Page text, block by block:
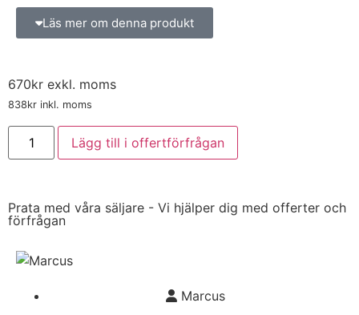
Läs mer om denna produkt
670kr exkl. moms
838kr inkl. moms
Lägg till i offertförfrågan
Prata med våra säljare - Vi hjälper dig med offerter och
förfrågan
Marcus